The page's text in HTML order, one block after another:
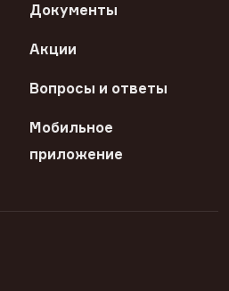
Документы
Акции
Вопросы и ответы
Мобильное
приложение